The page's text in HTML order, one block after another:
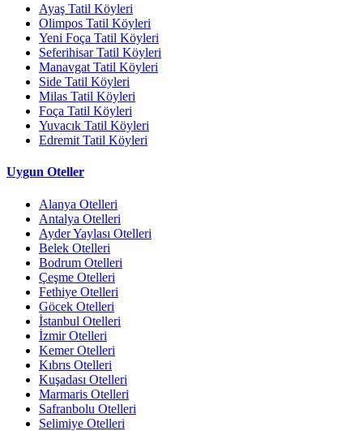
Ayaş Tatil Köyleri
Olimpos Tatil Köyleri
Yeni Foça Tatil Köyleri
Seferihisar Tatil Köyleri
Manavgat Tatil Köyleri
Side Tatil Köyleri
Milas Tatil Köyleri
Foça Tatil Köyleri
Yuvacık Tatil Köyleri
Edremit Tatil Köyleri
Uygun Oteller
Alanya Otelleri
Antalya Otelleri
Ayder Yaylası Otelleri
Belek Otelleri
Bodrum Otelleri
Çeşme Otelleri
Fethiye Otelleri
Göcek Otelleri
İstanbul Otelleri
İzmir Otelleri
Kemer Otelleri
Kıbrıs Otelleri
Kuşadası Otelleri
Marmaris Otelleri
Safranbolu Otelleri
Selimiye Otelleri